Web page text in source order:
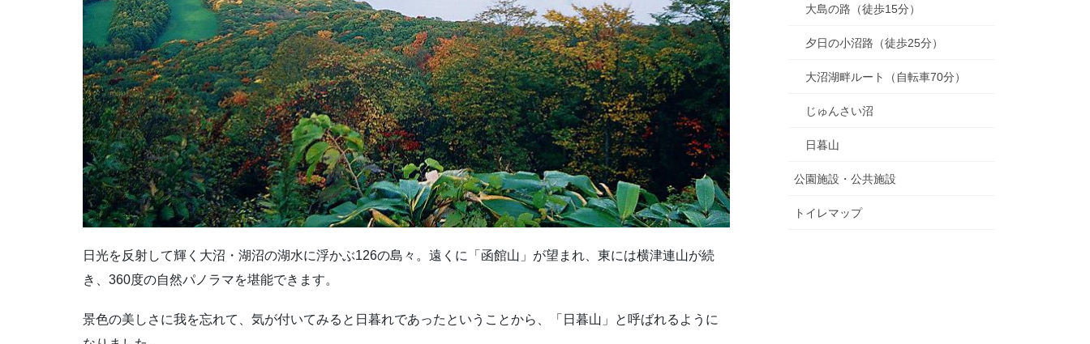
日光を反射して輝く大沼・湖沼の湖水に浮かぶ126の島々。遠くに「函館山」が望まれ、東には横津連山が続
き、360度の自然パノラマを堪能できます。
景色の美しさに我を忘れて、気が付いてみると日暮れであったということから、「日暮山」と呼ばれるように
大島の路（徒歩15分）
夕日の小沼路（徒歩25分）
大沼湖畔ルート（自転車70分）
じゅんさい沼
日暮山
公園施設・公共施設
トイレマップ